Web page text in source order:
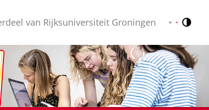
van Rijksuniversiteit Groningen Nederlands
English